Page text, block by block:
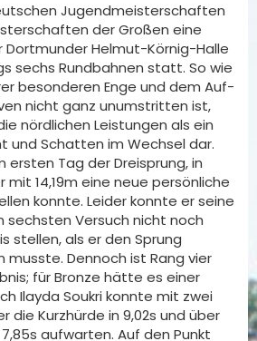
Jugendmeisterschaften
der Großen eine
Dortmunder Helmut-Körnig-Halle
sechs Rundbahnen statt. So wie
besonderen Enge und dem Auf-
nicht ganz unumstritten ist,
nördlichen Leistungen als ein
und Schatten im Wechsel dar.
ersten Tag der Dreisprung, in
mit 14,19m eine neue persönliche
konnte. Leider konnte er seine
sechsten Versuch nicht noch
stellen, als er den Sprung
Dennoch ist Rang vier
für Bronze hätte es einer
Ilayda Soukri konnte mit zwei
die Kurzhürde in 9,02s und über
aufwarten. Auf den Punkt